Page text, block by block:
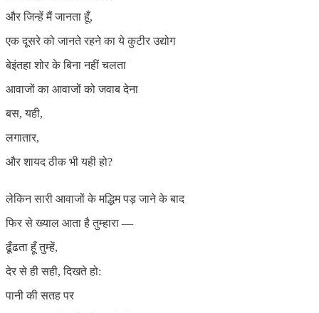
और जिन्हें मैं जानता हूँ,
एक दूसरे को जानते रहने का ये कुटीर उद्योग
बेइंतहा शोर के बिना नहीं चलता
आवाजों का आवाजों को जवाब देना
बस, यही,
लगातार,
और शायद ठीक भी यही हो?
लेकिन सारी आवाजों के मद्धिम पड़ जाने के बाद
फिर से ख्याल आता है तुम्हारा —
ढूँढता हूँ तुम्हें,
देर से ही सही, दिखते हो:
पानी की सतह पर